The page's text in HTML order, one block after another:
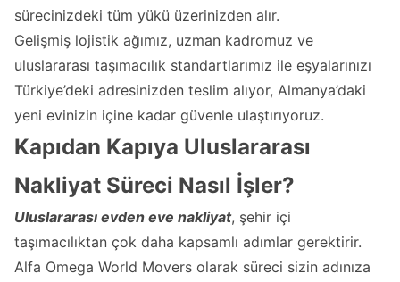
sürecinizdeki tüm yükü üzerinizden alır.
Gelişmiş lojistik ağımız, uzman kadromuz ve
uluslararası taşımacılık standartlarımız ile eşyalarınızı
Türkiye’deki adresinizden teslim alıyor, Almanya’daki
yeni evinizin içine kadar güvenle ulaştırıyoruz.
Kapıdan Kapıya Uluslararası
Nakliyat Süreci Nasıl İşler?
Uluslararası evden eve nakliyat, şehir içi
taşımacılıktan çok daha kapsamlı adımlar gerektirir.
Alfa Omega World Movers olarak süreci sizin adınıza